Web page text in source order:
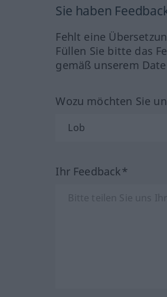
Sie haben
Fehlt eine
Füllen Sie bitte das
gemäß unserem
Wozu möchten Sie
Ihr Feedback*